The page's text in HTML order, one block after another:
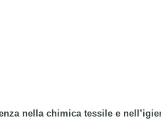
nella chimica tessile e